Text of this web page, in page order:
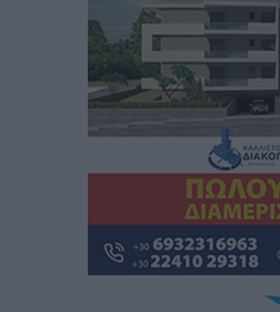
Iατρικός Σύλλογος Ροδου
Στρατηγικές Προτάσεις
Δημόσιας Υγείας στη
Νοσοκομεία της Γ΄ Ζώνης
πριν 5 ώρες
Πάνθηρες: Ξεκίνησαν
“πτήση” τους
Αθλητικά• πριν 6 ώρες